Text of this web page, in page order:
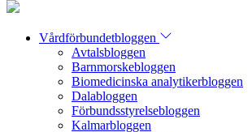
Vårdförbundetbloggen
Avtalsbloggen
Barnmorskebloggen
Biomedicinska analytikerbloggen
Dalabloggen
Förbundsstyrelsebloggen
Kalmarbloggen